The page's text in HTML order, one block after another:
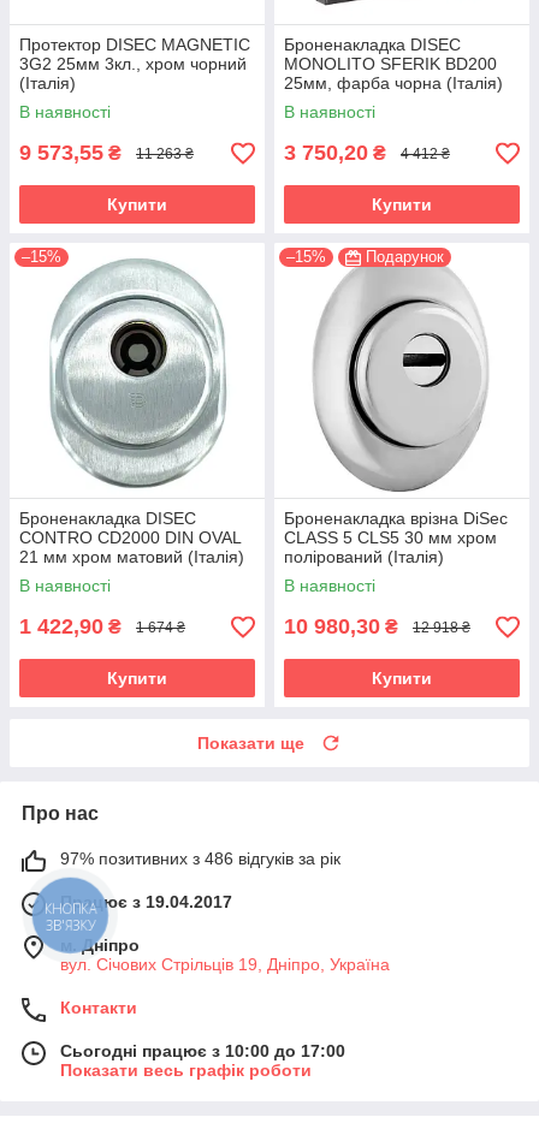
Протектор DISEC MAGNETIC
3G2 25мм 3кл., хром чорний
(Італія)
В наявності
9 573,55 ₴ 11 263 ₴
Купити
Броненакладка DISEC
MONOLITO SFERIK BD200
25мм, фарба чорна (Італія)
В наявності
3 750,20 ₴ 4 412 ₴
Купити
–15%
Броненакладка DISEC
CONTRO CD2000 DIN OVAL
21 мм хром матовий (Італія)
В наявності
1 422,90 ₴ 1 674 ₴
Купити
–15% Подарунок
Броненакладка врізна DiSec
CLASS 5 CLS5 30 мм хром
полірований (Італія)
В наявності
10 980,30 ₴ 12 918 ₴
Купити
Показати ще
Про нас
97% позитивних з 486 відгуків за рік
Працює з 19.04.2017
м. Дніпро
вул. Січових Стрільців 19, Дніпро, Україна
Контакти
Сьогодні працює з 10:00 до 17:00
Показати весь графік роботи
КНОПКА
ЗВ'ЯЗКУ